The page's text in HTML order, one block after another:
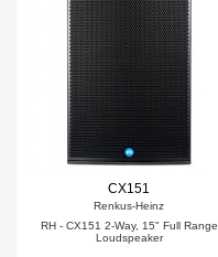
CX151
Renkus-Heinz
RH - CX151 2-Way, 15" Full Range
Loudspeaker